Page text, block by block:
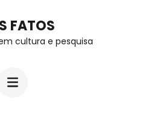
FATOS
cultura e pesquisa